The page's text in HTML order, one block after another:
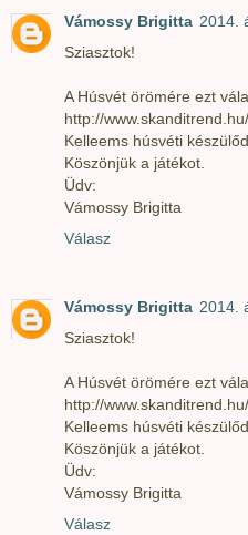
Vámossy Brigitta 2014.
Sziasztok!
A Húsvét örömére ezt
http://
Kelleems húsvéti
Köszönjük a játékot.
Üdv:
Vámossy Brigitta
Válasz
Vámossy Brigitta 2014.
Sziasztok!
A Húsvét örömére ezt
http://
Kelleems húsvéti
Köszönjük a játékot.
Üdv:
Vámossy Brigitta
Válasz